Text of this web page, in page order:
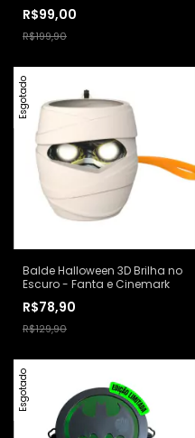
R$99,00
R$199,90
Esgotado
Balde Halloween 3D Brilha no
Escuro - Fanta e Cinemark
R$78,90
R$129,90
Esgotado